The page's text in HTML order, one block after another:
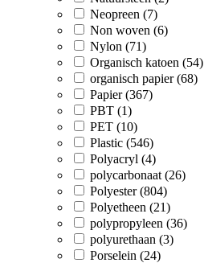
Neopreen (7)
Non woven (6)
Nylon (71)
Organisch katoen (54)
organisch papier (68)
Papier (367)
PBT (1)
PET (10)
Plastic (546)
Polyacryl (4)
polycarbonaat (26)
Polyester (804)
Polyetheen (21)
polypropyleen (36)
polyurethaan (3)
Porselein (24)